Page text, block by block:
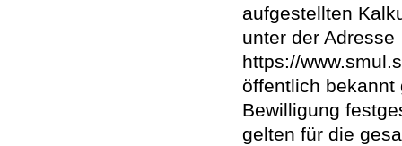
aufgestellten
unter der Adresse
https://
öffentlich bekannt
Bewilligung
gelten für die